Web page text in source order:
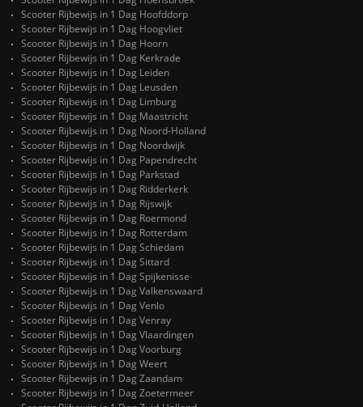
Scooter Rijbewijs in 1 Dag Hoofddorp
Scooter Rijbewijs in 1 Dag Hoogvliet
Scooter Rijbewijs in 1 Dag Hoorn
Scooter Rijbewijs in 1 Dag Kerkrade
Scooter Rijbewijs in 1 Dag Leiden
Scooter Rijbewijs in 1 Dag Leusden
Scooter Rijbewijs in 1 Dag Limburg
Scooter Rijbewijs in 1 Dag Maastricht
Scooter Rijbewijs in 1 Dag Noord-Holland
Scooter Rijbewijs in 1 Dag Noordwijk
Scooter Rijbewijs in 1 Dag Papendrecht
Scooter Rijbewijs in 1 Dag Parkstad
Scooter Rijbewijs in 1 Dag Ridderkerk
Scooter Rijbewijs in 1 Dag Rijswijk
Scooter Rijbewijs in 1 Dag Roermond
Scooter Rijbewijs in 1 Dag Rotterdam
Scooter Rijbewijs in 1 Dag Schiedam
Scooter Rijbewijs in 1 Dag Sittard
Scooter Rijbewijs in 1 Dag Spijkenisse
Scooter Rijbewijs in 1 Dag Valkenswaard
Scooter Rijbewijs in 1 Dag Venlo
Scooter Rijbewijs in 1 Dag Venray
Scooter Rijbewijs in 1 Dag Vlaardingen
Scooter Rijbewijs in 1 Dag Voorburg
Scooter Rijbewijs in 1 Dag Weert
Scooter Rijbewijs in 1 Dag Zaandam
Scooter Rijbewijs in 1 Dag Zoetermeer